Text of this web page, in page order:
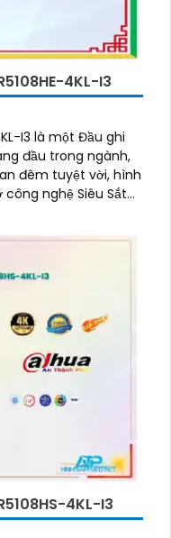
4KL-I3
I3 là một Đầu ghi
đầu trong ngành,
nghệ Siêu Sắt
4KL-I3